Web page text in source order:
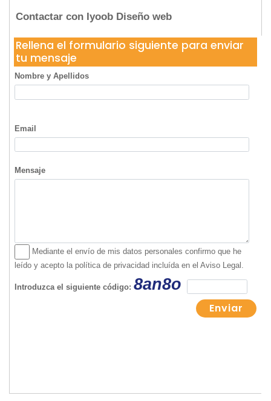
Contactar con Iyoob Diseño web